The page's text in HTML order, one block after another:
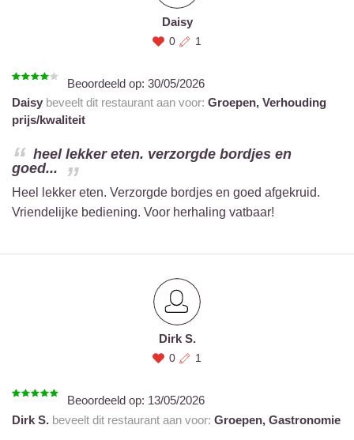
Daisy
0 1
Beoordeeld op: 30/05/2026
Daisy beveelt dit restaurant aan voor: Groepen, Verhouding
prijs/kwaliteit
heel lekker eten. verzorgde bordjes en
goed...
Heel lekker eten. Verzorgde bordjes en goed afgekruid.
Vriendelijke bediening. Voor herhaling vatbaar!
Dirk S.
0 1
Beoordeeld op: 13/05/2026
Dirk S. beveelt dit restaurant aan voor: Groepen, Gastronomie